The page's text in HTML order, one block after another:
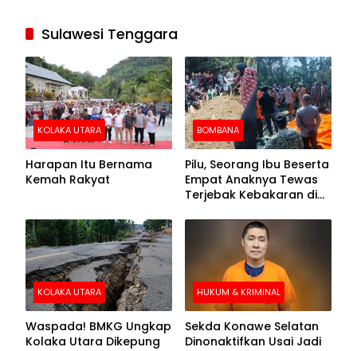
Sulawesi Tenggara
KOLAKA UTARA
Harapan Itu Bernama
Kemah Rakyat
BOMBANA
Pilu, Seorang Ibu Beserta
Empat Anaknya Tewas
Terjebak Kebakaran di
KOLAKA UTARA
Waspada! BMKG Ungkap
Kolaka Utara Dikepung
HUKUM & KRIMINAL
Sekda Konawe Selatan
Dinonaktifkan Usai Jadi